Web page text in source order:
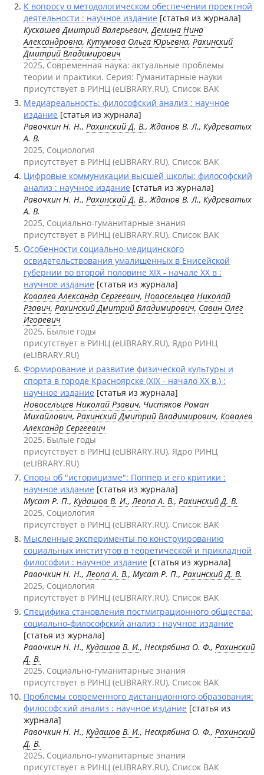
К вопросу о методологическом обеспечении проектной
деятельности : научное издание [статья из журнала]
Кускашев Дмитрий Валерьевич,Демина Нина
Александровна, Кутумова Ольга Юрьевна, Рахинский
Дмитрий Владимирович
2025, Современная наука: актуальные проблемы
теории и практики. Серия: Гуманитарные науки
присутствует в РИНЦ (eLIBRARY.RU), Список ВАК
Медиареальность: философский анализ : научное
издание [статья из журнала]
Равочкин Н. Н., Рахинский Д. В., Жданов В. Л., Кудреватых
А. В.
2025, Социология
присутствует в РИНЦ (eLIBRARY.RU), Список ВАК
Цифровые коммуникации высшей школы: философский
анализ : научное издание [статья из журнала]
Равочкин Н. Н., Рахинский Д. В., Жданов В. Л., Кудреватых
А. В.
2025, Социально-гуманитарные знания
присутствует в РИНЦ (eLIBRARY.RU), Список ВАК
Особенности социально-медицинского
освидетельствования умалишённых в Енисейской
губернии во второй половине XIX - начале XX в :
научное издание [статья из журнала]
Ковалев Александр Сергеевич, Новосельцев Николай
Рзавич, Рахинский Дмитрий Владимирович, Савин Олег
Игоревич
2025, Былые годы
присутствует в РИНЦ (eLIBRARY.RU), Ядро РИНЦ
(eLIBRARY.RU)
Формирование и развитие физической культуры и
спорта в городе Красноярске (ХIX - начало ХХ в.) :
научное издание [статья из журнала]
Новосельцев Николай Рзавич, Чистяков Роман
Михайлович, Рахинский Дмитрий Владимирович, Ковалев
Александр Сергеевич
2025, Былые годы
присутствует в РИНЦ (eLIBRARY.RU), Ядро РИНЦ
(eLIBRARY.RU)
Споры об "историцизме": Поппер и его критики :
научное издание [статья из журнала]
Мусат Р. П., Кудашов В. И.,Леопа А. В., Рахинский Д. В.
2025, Социология
присутствует в РИНЦ (eLIBRARY.RU), Список ВАК
Мысленные эксперименты по конструированию
социальных институтов в теоретической и прикладной
философии : научное издание [статья из журнала]
Равочкин Н. Н.,Леопа А. В., Мусат Р. П., Рахинский Д. В.
2025, Социология
присутствует в РИНЦ (eLIBRARY.RU), Список ВАК
Специфика становления постмиграционного общества:
социально-философский анализ : научное издание
[статья из журнала]
Равочкин Н. Н., Кудашов В. И., Нескрябина О. Ф., Рахинский
Д. В.
2025, Социально-гуманитарные знания
присутствует в РИНЦ (eLIBRARY.RU), Список ВАК
Проблемы современного дистанционного образования:
философский анализ : научное издание [статья из
журнала]
Равочкин Н. Н., Кудашов В. И., Нескрябина О. Ф., Рахинский
Д. В.
2025, Социально-гуманитарные знания
присутствует в РИНЦ (eLIBRARY.RU), Список ВАК